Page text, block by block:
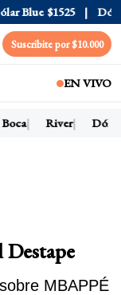
$1525 Dólar
Suscribite por $10.000
EN VIVO
Boca River Dólar
MBAPPÉ